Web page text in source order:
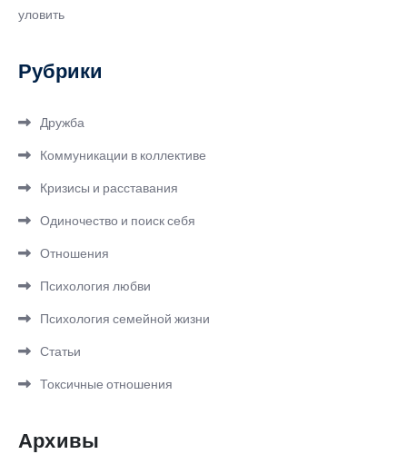
уловить
Рубрики
Дружба
Коммуникации в коллективе
Кризисы и расставания
Одиночество и поиск себя
Отношения
Психология любви
Психология семейной жизни
Статьи
Токсичные отношения
Архивы